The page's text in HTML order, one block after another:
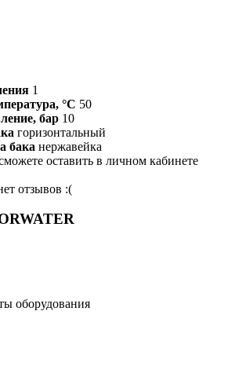
1
°C 50
бар 10
горизонтальный
бака нержавейка
оставить в личном кабинете
отзывов :(
оборудования